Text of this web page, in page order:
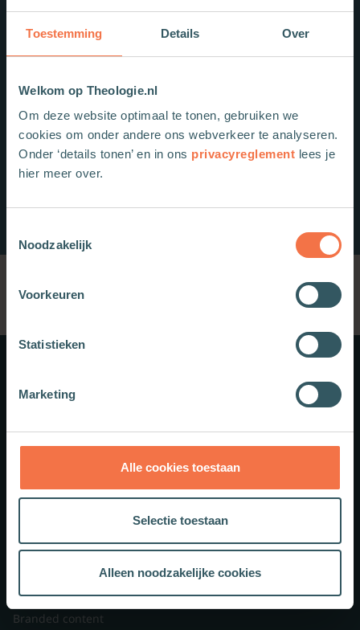
Toestemming Details Over
Welkom op Theologie.nl
Om deze website optimaal te tonen, gebruiken we
cookies om onder andere ons webverkeer te analyseren.
Onder ‘details tonen’ en in ons privacyreglement lees je
hier meer over.
Noodzakelijk
Voorkeuren
Statistieken
Marketing
Alle cookies toestaan
Selectie toestaan
Alleen noodzakelijke cookies
Nieuwsbrieven
Veelgestelde vragen
Contact
Branded content